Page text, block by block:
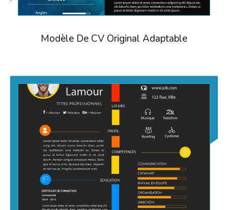
Modèle De CV Original Adaptable